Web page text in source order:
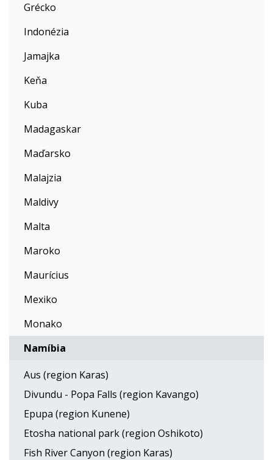
Grécko
Indonézia
Jamajka
Keňa
Kuba
Madagaskar
Maďarsko
Malajzia
Maldivy
Malta
Maroko
Maurícius
Mexiko
Monako
Namíbia
Aus (region Karas)
Divundu - Popa Falls (region Kavango)
Epupa (region Kunene)
Etosha national park (region Oshikoto)
Fish River Canyon (region Karas)